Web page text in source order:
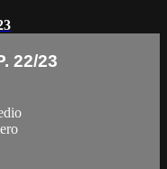
22/23